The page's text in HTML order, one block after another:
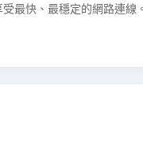
最快、最穩定的網路連線。